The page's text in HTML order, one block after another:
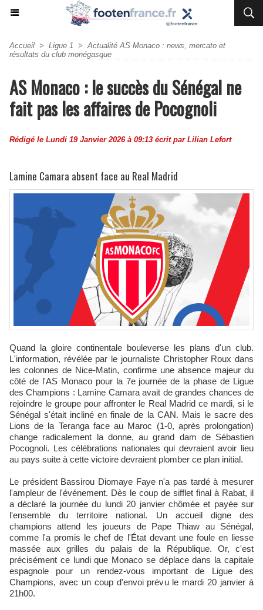
Accueil > Ligue 1 > Actualité AS Monaco : news, mercato et
résultats du club monégasque
AS Monaco : le succès du Sénégal ne
fait pas les affaires de Pocognoli
Rédigé le Lundi 19 Janvier 2026 à 09:13 écrit par Lilian Lefort
Lamine Camara absent face au Real Madrid
Quand la gloire continentale bouleverse les plans d'un club.
L'information, révélée par le journaliste Christopher Roux dans
les colonnes de Nice-Matin, confirme une absence majeur du
côté de l'AS Monaco pour la 7e journée de la phase de Ligue
des Champions : Lamine Camara avait de grandes chances de
rejoindre le groupe pour affronter le Real Madrid ce mardi, si le
Sénégal s'était incliné en finale de la CAN. Mais le sacre des
Lions de la Teranga face au Maroc (1-0, après prolongation)
change radicalement la donne, au grand dam de Sébastien
Pocognoli. Les célébrations nationales qui devraient avoir lieu
au pays suite à cette victoire devraient plomber ce plan initial.
Le président Bassirou Diomaye Faye n'a pas tardé à mesurer
l'ampleur de l'événement. Dès le coup de sifflet final à Rabat, il
a déclaré la journée du lundi 20 janvier chômée et payée sur
l'ensemble du territoire national. Un accueil digne des
champions attend les joueurs de Pape Thiaw au Sénégal,
comme l'a promis le chef de l'État devant une foule en liesse
massée aux grilles du palais de la République. Or, c'est
précisément ce lundi que Monaco se déplace dans la capitale
espagnole pour un rendez-vous important de Ligue des
Champions, avec un coup d'envoi prévu le mardi 20 janvier à
21h00.